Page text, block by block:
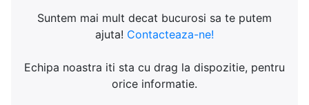
Suntem mai mult decat bucurosi sa te putem
ajuta! Contacteaza-ne!
Echipa noastra iti sta cu drag la dispozitie, pentru
orice informatie.